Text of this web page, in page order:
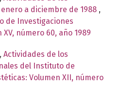
a diciembre de 1988 ,
de Investigaciones
XV, número 60, año 1989
Actividades de los
del Instituto de
Volumen XII, número